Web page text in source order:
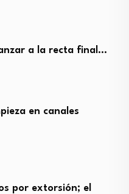
a la recta final…
en canales
por extorsión; el